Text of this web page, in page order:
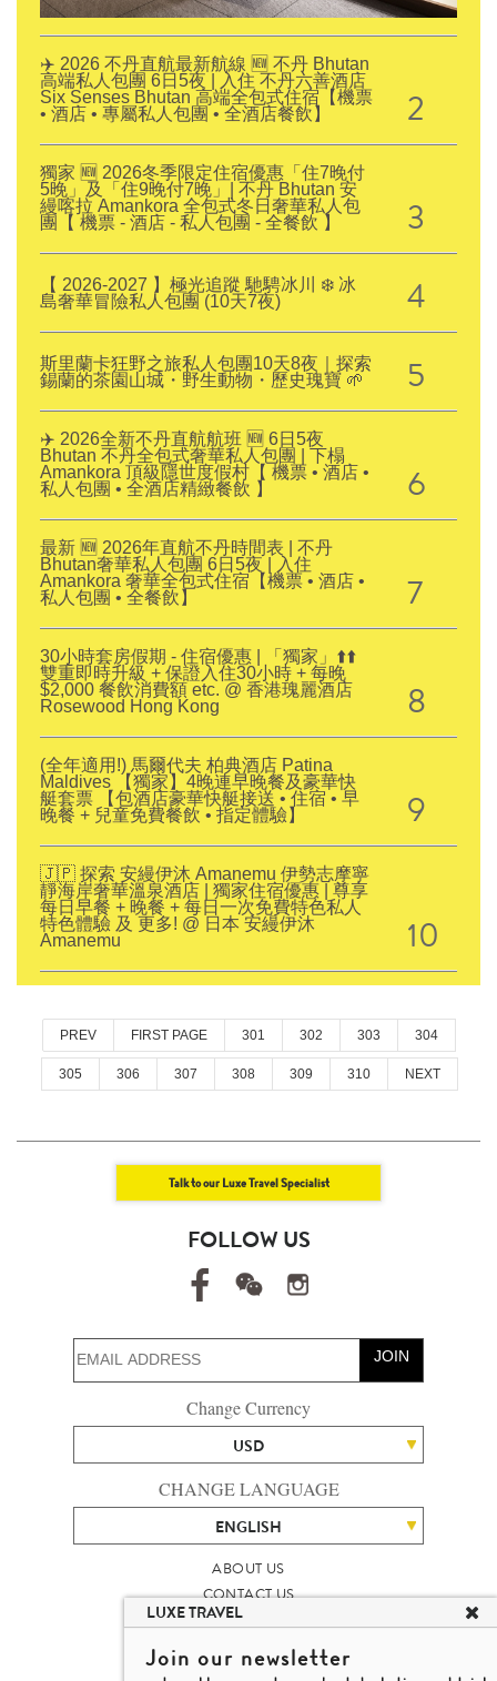
✈️ 2026 不丹直航最新航線 🆕 不丹 Bhutan
高端私人包團 6日5夜 | 入住 不丹六善酒店
Six Senses Bhutan 高端全包式住宿【機票
• 酒店 • 專屬私人包團 • 全酒店餐飲】
2
獨家 🆕 2026冬季限定住宿優惠「住7晚付
5晚」及「住9晚付7晚」| 不丹 Bhutan 安
縵喀拉 Amankora 全包式冬日奢華私人包
團【 機票 - 酒店 - 私人包團 - 全餐飲 】
3
【 2026-2027 】極光追蹤 馳騁冰川 ❄️ 冰
島奢華冒險私人包團 (10天7夜)
4
斯里蘭卡狂野之旅私人包團10天8夜｜探索
錫蘭的茶園山城・野生動物・歷史瑰寶 🌱
5
✈️ 2026全新不丹直航航班 🆕 6日5夜
Bhutan 不丹全包式奢華私人包團 | 下榻
Amankora 頂級隱世度假村【 機票 • 酒店 •
私人包團 • 全酒店精緻餐飲 】
6
最新 🆕 2026年直航不丹時間表 | 不丹
Bhutan奢華私人包團 6日5夜 | 入住
Amankora 奢華全包式住宿【機票 • 酒店 •
私人包團 • 全餐飲】
7
30小時套房假期 - 住宿優惠 | 「獨家」⬆️⬆️
雙重即時升級 + 保證入住30小時 + 每晚
$2,000 餐飲消費額 etc. @ 香港瑰麗酒店
Rosewood Hong Kong
8
(全年適用!) 馬爾代夫 柏典酒店 Patina
Maldives 【獨家】4晚連早晚餐及豪華快
艇套票 【包酒店豪華快艇接送 • 住宿 • 早
晚餐 + 兒童免費餐飲 • 指定體驗】
9
🇯🇵 探索 安縵伊沐 Amanemu 伊勢志摩寧
靜海岸奢華溫泉酒店 | 獨家住宿優惠 | 尊享
每日早餐 + 晚餐 + 每日一次免費特色私人
特色體驗 及 更多! @ 日本 安縵伊沐
Amanemu
10
PREV FIRST PAGE 301 302 303 304
305 306 307 308 309 310 NEXT
Talk to our Luxe Travel Specialist
FOLLOW US
JOIN
Change Currency
USD
CHANGE LANGUAGE
ENGLISH
ABOUT US
CONTACT US
TALENT
LUXURY TRAVEL SITE MAP
MICHAEL'S TRAVEL TALK
LUXE TRAVEL
Join our newsletter